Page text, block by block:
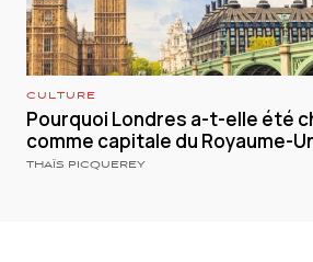
CULTURE
Pourquoi Londres a-t-elle été
comme capitale du Royaume-
THAÏS PICQUEREY